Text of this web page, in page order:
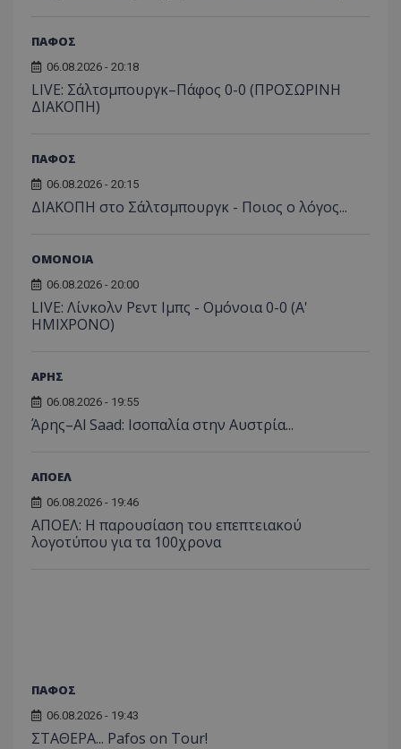
ΠΑΦΟΣ
06.08.2026 - 20:18
LIVE: Σάλτσμπουργκ–Πάφος 0-0 (ΠΡΟΣΩΡΙΝΗ
ΔΙΑΚΟΠΗ)
ΠΑΦΟΣ
06.08.2026 - 20:15
ΔΙΑΚΟΠΗ στο Σάλτσμπουργκ - Ποιος ο λόγος...
ΟΜΟΝΟΙΑ
06.08.2026 - 20:00
LIVE: Λίνκολν Ρεντ Ιμπς - Ομόνοια 0-0 (Α'
ΗΜΙΧΡΟΝΟ)
ΑΡΗΣ
06.08.2026 - 19:55
Άρης–Al Saad: Ισοπαλία στην Αυστρία...
ΑΠΟΕΛ
06.08.2026 - 19:46
ΑΠΟΕΛ: Η παρουσίαση του επεπτειακού
λογοτύπου για τα 100χρονα
ΠΑΦΟΣ
06.08.2026 - 19:43
ΣΤΑΘΕΡΑ... Pafos on Tour!